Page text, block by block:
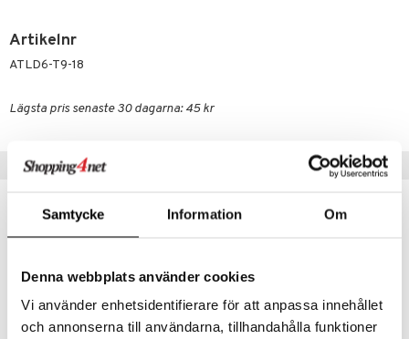
Samtycke Information Om
Denna webbplats använder cookies
Vi använder enhetsidentifierare för att anpassa innehållet
och annonserna till användarna, tillhandahålla funktioner
Artikelnr
ATLD6-T9-18
Lägsta pris senaste 30 dagarna: 45 kr